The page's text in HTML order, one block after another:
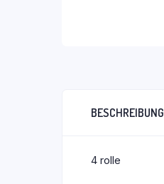
BESCHREIBUNG
4 rolle